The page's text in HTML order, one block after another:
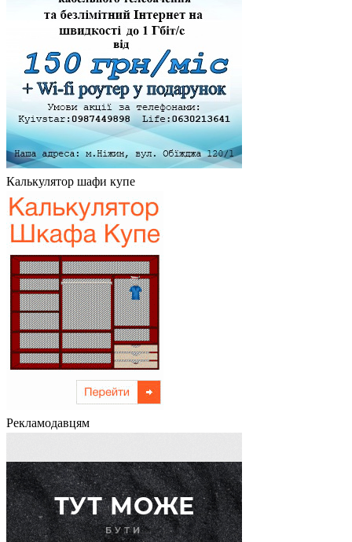
Калькулятор шафи купе
Рекламодавцям